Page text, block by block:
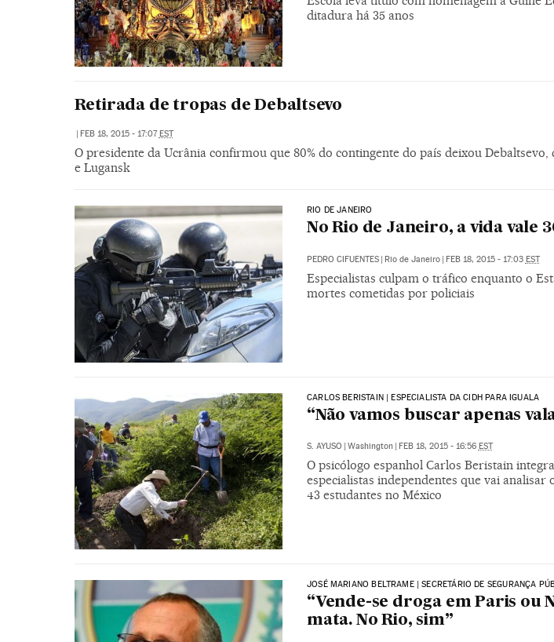
ditadura há 35 anos
Retirada de tropas de Debaltsevo
FEB 18, 2015 - 17:07 EST
O presidente da Ucrânia confirmou que 80% do contingente do país deixou Debaltsevo,
e Lugansk
RIO DE JANEIRO
No Rio de Janeiro, a vida vale
PEDRO CIFUENTES Rio de Janeiro FEB 18, 2015 - 17:03 EST
Especialistas culpam o tráfico enquanto o
mortes cometidas por policiais
CARLOS BERISTAIN | ESPECIALISTA DA CIDH PARA IGUALA
“Não vamos buscar apenas
S. AYUSO | Washington | FEB 18, 2015 - 16:56 EST
O psicólogo espanhol Carlos Beristain
especialistas independentes que vai analisar
43 estudantes no México
JOSÉ MARIANO BELTRAME | SECRETÁRIO DE SEGURANÇA
“Vende-se droga em Paris ou
mata. No Rio, sim”